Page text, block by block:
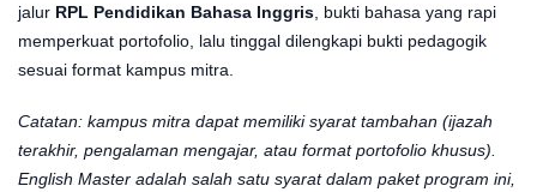
jalur RPL Pendidikan Bahasa Inggris , bukti bahasa yang rapi
memperkuat portofolio, lalu tinggal dilengkapi bukti pedagogik
sesuai format kampus mitra.
Catatan: kampus mitra dapat memiliki syarat tambahan (ijazah
terakhir, pengalaman mengajar, atau format portofolio khusus).
English Master adalah salah satu syarat dalam paket program ini,